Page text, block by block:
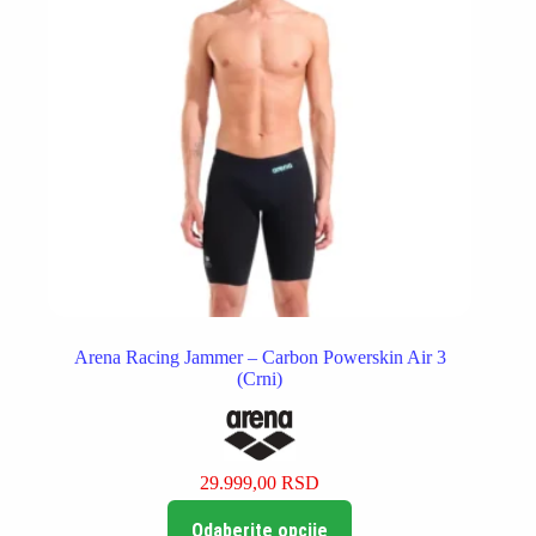
proizvoda.
Arena Racing Jammer – Carbon Powerskin Air 3
(Crni)
29.999,00RSD
Odaberite opcije
proizvod